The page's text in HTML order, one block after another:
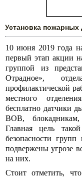
Установка пожарных
10 июня 2019 года
первый этап акции
группой из
Отрадное»,
профилактической
местного
бесплатно датчики
ВОВ, блокадникам,
Главная цель
безопасности
подвержены угрозе
на них.
Стоит отметить,